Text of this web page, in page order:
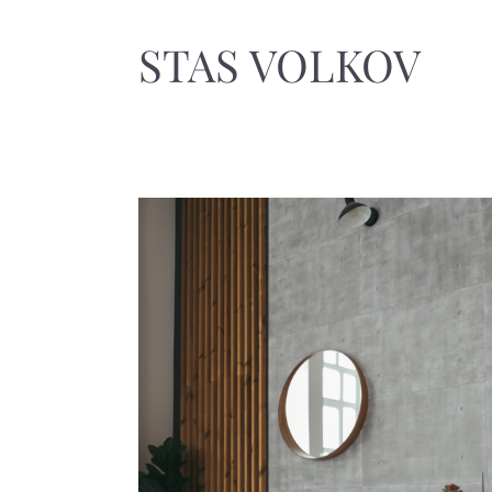
STAS VOLKOV